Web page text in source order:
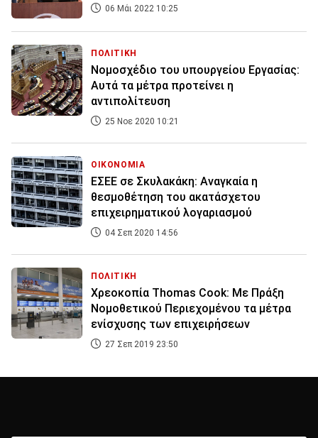
06 Μάι 2022 10:25
ΠΟΛΙΤΙΚΗ
Νομοσχέδιο του υπουργείου Εργασίας:
Αυτά τα μέτρα προτείνει η
αντιπολίτευση
25 Νοε 2020 10:21
ΟΙΚΟΝΟΜΙΑ
ΕΣΕΕ σε Σκυλακάκη: Αναγκαία η
θεσμοθέτηση του ακατάσχετου
επιχειρηματικού λογαριασμού
04 Σεπ 2020 14:56
ΠΟΛΙΤΙΚΗ
Χρεοκοπία Thomas Cook: Με Πράξη
Νομοθετικού Περιεχομένου τα μέτρα
ενίσχυσης των επιχειρήσεων
27 Σεπ 2019 23:50